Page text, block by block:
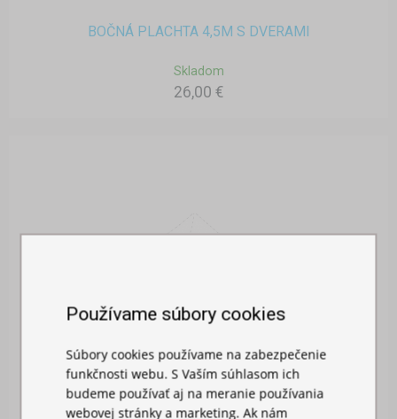
BOČNÁ PLACHTA 4,5M S DVERAMI
Skladom
26,00 €
Používame súbory cookies
Súbory cookies používame na zabezpečenie
funkčnosti webu. S Vaším súhlasom ich
budeme používať aj na meranie používania
webovej stránky a marketing. Ak nám